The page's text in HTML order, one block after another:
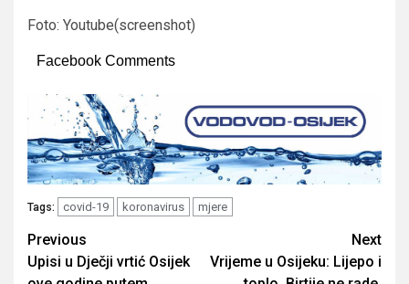
Foto: Youtube(screenshot)
Facebook Comments
Tags: covid-19 koronavirus mjere
Post
navigation
Previous
Upisi u Dječji vrtić Osijek
Next
Vrijeme u Osijeku: Lijepo i